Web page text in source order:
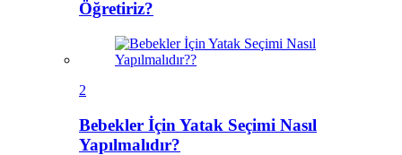
Öğretiriz?
2
Bebekler İçin Yatak Seçimi Nasıl
Yapılmalıdır?